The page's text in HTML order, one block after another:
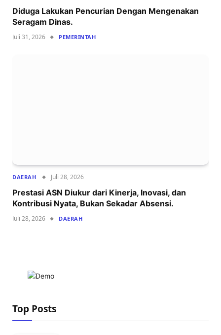
Diduga Lakukan Pencurian Dengan Mengenakan
Seragam Dinas.
Juli 31, 2026 PEMERINTAH
DAERAH Juli 28, 2026
Prestasi ASN Diukur dari Kinerja, Inovasi, dan
Kontribusi Nyata, Bukan Sekadar Absensi.
Juli 28, 2026 DAERAH
Top Posts